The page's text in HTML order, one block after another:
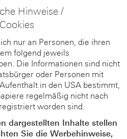
Hinweise /
Cookies
nur an Personen, die ihren
folgend jeweils
Die Informationen sind nicht
oder Personen mit
in den USA bestimmt,
regelmäßig nicht nach
worden sind.
dargestellten Inhalte stellen
Sie die Werbehinweise,